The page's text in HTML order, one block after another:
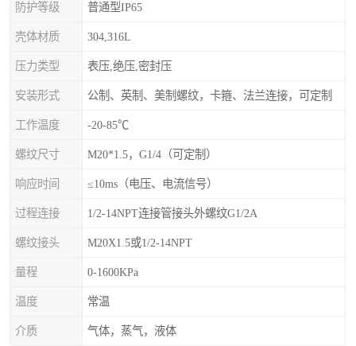
防护等级 普通型IP65
壳体材质 304,316L
压力类型 表压,绝压,密封压
安装形式 公制、英制、美制螺纹，卡箍、法兰连接，可定制
工作温度 -20-85℃
螺纹尺寸 M20*1.5，G1/4（可定制）
响应时间 ≤10ms（电压、电流信号）
过程连接 1/2-14NPT连接管接头外螺纹G1/2A
螺纹接头 M20X1.5或1/2-14NPT
量程 0-1600KPa
温度 常温
介质 气体，蒸气，液体